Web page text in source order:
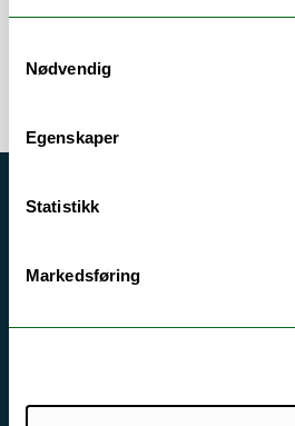
Nødvendig
Egenskaper
Statistikk
Markedsføring
Akutt hjelp
Driftsmeldinger
Personvern ved UiT
Sikkerhet, beredskap og
Informasjonskapsler